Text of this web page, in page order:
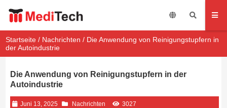
Startseite / Nachrichten / Die Anwendung von Reinigungstupfern in
der Autoindustrie
Die Anwendung von Reinigungstupfern in der
Autoindustrie
Juni 13, 2025 Nachrichten 3027